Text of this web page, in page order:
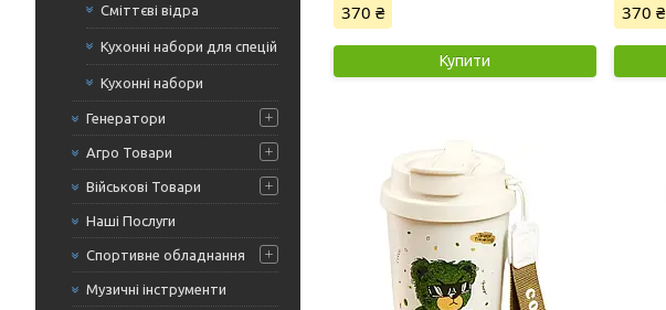
Сміттєві відра
Кухонні набори для спецій
Кухонні набори
Генератори
Агро Товари
Військові Товари
Наші Послуги
Спортивне обладнання
Музичні інструменти
370 ₴
Купити
370 ₴